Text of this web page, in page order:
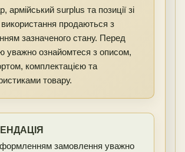
армійський surplus та позиції зі
продаються з
зазначеного стану. Перед
уважно ознайомтеся з описом,
комплектацією та
товару.
замовлення уважно